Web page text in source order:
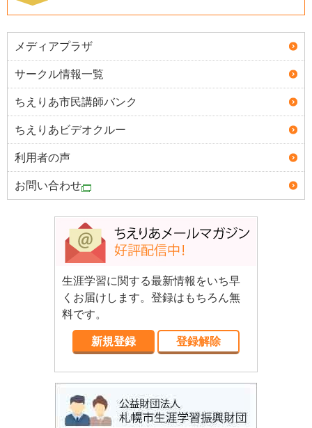
メディアプラザ
サークル情報一覧
ちえりあ市民講師バンク
ちえりあビデオクルー
利用者の声
お問い合わせ
生涯学習に関する最新情報をいち早
くお届けします。登録はもちろん無
料です。
新規登録 登録解除